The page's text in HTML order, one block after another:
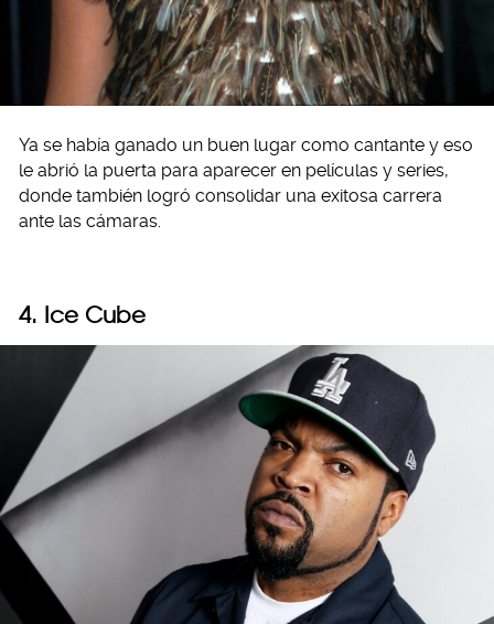
Ya se había ganado un buen lugar como cantante y eso
le abrió la puerta para aparecer en películas y series,
donde también logró consolidar una exitosa carrera
ante las cámaras.
4. Ice Cube